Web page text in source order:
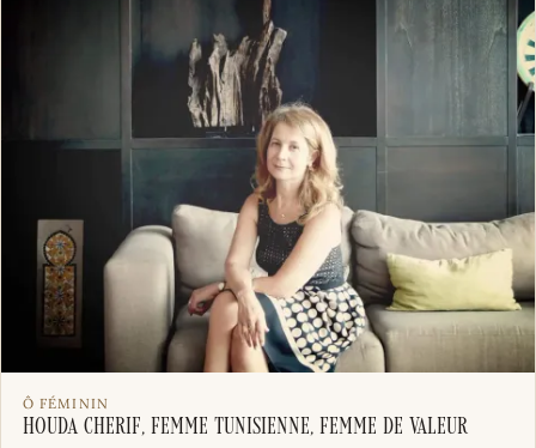
Ô FÉMININ
Houda Cherif, Femme Tunisienne, Femme de valeur